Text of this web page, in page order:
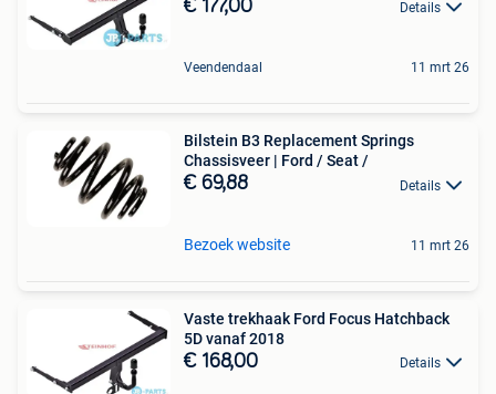
€ 177,00 Details
Veendendaal 11 mrt 26
Bilstein B3 Replacement Springs
Chassisveer | Ford / Seat /
€ 69,88 Details
Bezoek website 11 mrt 26
Vaste trekhaak Ford Focus Hatchback
5D vanaf 2018
€ 168,00 Details